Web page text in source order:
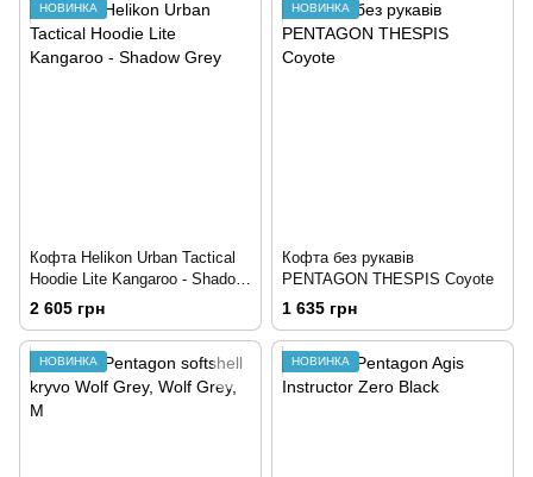
НОВИНКА
Кофта Helikon Urban Tactical
Hoodie Lite Kangaroo - Shadow
Grey
2 605 грн
НОВИНКА
Кофта без рукавів
PENTAGON THESPIS Coyote
1 635 грн
НОВИНКА НОВИНКА